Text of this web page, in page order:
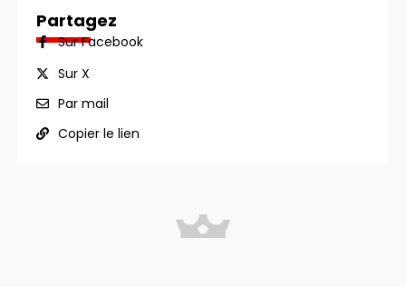
Partagez
Sur Facebook
Sur X
Par mail
Copier le lien